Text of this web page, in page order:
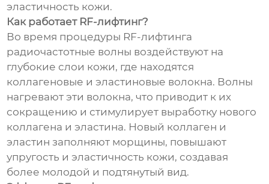
эластичность кожи.
Как работает RF-лифтинг?
Во время процедуры RF-лифтинга
радиочастотные волны воздействуют на
глубокие слои кожи, где находятся
коллагеновые и эластиновые волокна. Волны
нагревают эти волокна, что приводит к их
сокращению и стимулирует выработку нового
коллагена и эластина. Новый коллаген и
эластин заполняют морщины, повышают
упругость и эластичность кожи, создавая
более молодой и подтянутый вид.